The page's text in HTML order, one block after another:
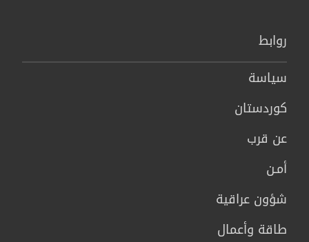
روابط
سیاسة
كوردستان
عن قرب
أمـن
شؤون عراقية
طاقة وأعمال